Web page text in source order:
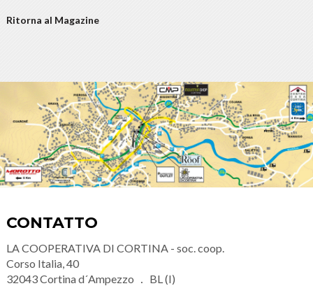
Ritorna al Magazine
CONTATTO
LA COOPERATIVA DI CORTINA - soc. coop.
Corso Italia, 40
32043Cortina d´Ampezzo
BL (I)